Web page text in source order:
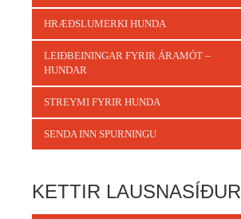
HRÆÐSLUMERKI HUNDA
LEIÐBEININGAR FYRIR ÁRAMÓT –
HUNDAR
STREYMI FYRIR HUNDA
SENDA INN SPURNINGU
KETTIR LAUSNASÍÐUR